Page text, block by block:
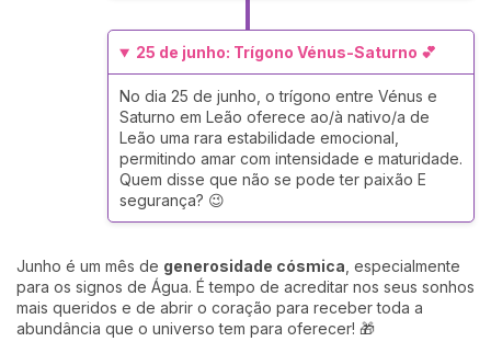
25 de junho: Trígono Vénus-Saturno 💕
No dia 25 de junho, o trígono entre Vénus e
Saturno em Leão oferece ao/à nativo/a de
Leão uma rara estabilidade emocional,
permitindo amar com intensidade e maturidade.
Quem disse que não se pode ter paixão E
segurança? 😉
Junho é um mês de generosidade cósmica , especialmente
para os signos de Água. É tempo de acreditar nos seus sonhos
mais queridos e de abrir o coração para receber toda a
abundância que o universo tem para oferecer! 🎁